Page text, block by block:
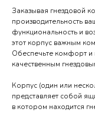
Заказывая гнездовой
производительность
функциональность и
этот корпус важным
Обеспечьте комфорт и
качественным
Корпус (один или
представляет собой
в котором находится